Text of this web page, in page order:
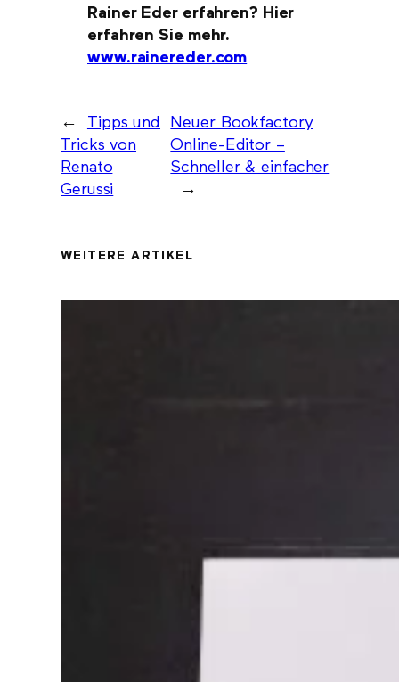
Rainer Eder erfahren? Hier
erfahren Sie mehr.
www.rainereder.com
←
Tipps und
Tricks von
Renato
Gerussi
Neuer Bookfactory
Online-Editor –
Schneller & einfacher
→
WEITERE ARTIKEL